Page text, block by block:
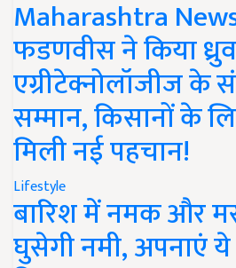
Maharashtra
फडणवीस ने किया ध्रुव
एग्रीटेक्नोलॉजीज के
सम्मान, किसानों के
मिली नई पहचान!
Lifestyle
बारिश में नमक और
घुसेगी नमी, अपनाएं